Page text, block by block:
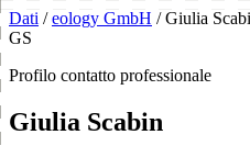
Dati / eology GmbH / Giulia
GS
Profilo contatto professionale
Giulia Scabin